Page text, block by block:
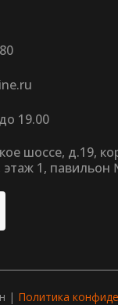
19.00
шоссе, д.19,
1, павильон
| Политика